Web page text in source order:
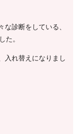
診断をしている、
た。
入れ替えになりまし